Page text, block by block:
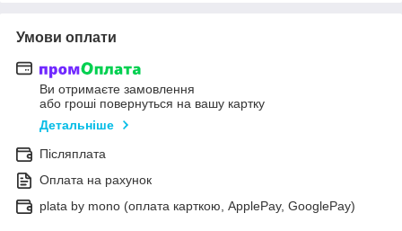
Умови оплати
Ви отримаєте замовлення
або гроші повернуться на вашу картку
Детальніше
Післяплата
Оплата на рахунок
plata by mono (оплата карткою, ApplePay, GooglePay)